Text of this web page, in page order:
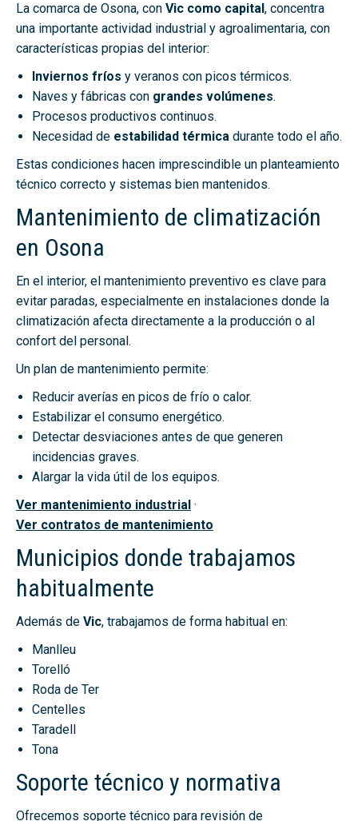
La comarca de Osona, con Vic como capital, concentra
una importante actividad industrial y agroalimentaria, con
características propias del interior:
Inviernos fríos y veranos con picos térmicos.
Naves y fábricas con grandes volúmenes.
Procesos productivos continuos.
Necesidad de estabilidad térmica durante todo el año.
Estas condiciones hacen imprescindible un planteamiento
técnico correcto y sistemas bien mantenidos.
Mantenimiento de climatización
en Osona
En el interior, el mantenimiento preventivo es clave para
evitar paradas, especialmente en instalaciones donde la
climatización afecta directamente a la producción o al
confort del personal.
Un plan de mantenimiento permite:
Reducir averías en picos de frío o calor.
Estabilizar el consumo energético.
Detectar desviaciones antes de que generen
incidencias graves.
Alargar la vida útil de los equipos.
Ver mantenimiento industrial ·
Ver contratos de mantenimiento
Municipios donde trabajamos
habitualmente
Además de Vic, trabajamos de forma habitual en:
Manlleu
Torelló
Roda de Ter
Centelles
Taradell
Tona
Soporte técnico y normativa
Ofrecemos soporte técnico para revisión de